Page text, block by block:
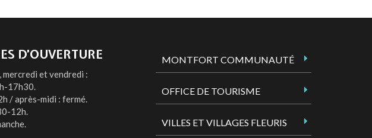
D’OUVERTURE
mercredi et vendredi :
17h30.
/ après-midi : fermé.
12h.
MONTFORT COMMUNAUTÉ
OFFICE DE TOURISME
VILLES ET VILLAGES FLEURIS